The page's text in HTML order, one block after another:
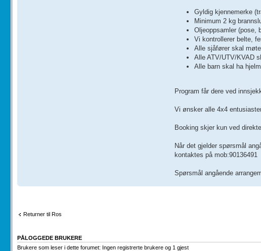
Gyldig kjennemerke
Minimum 2 kg
Oljeoppsamler (pose,
Vi kontrollerer belte,
Alle sjåfører skal
Alle ATV/UTV/KVAD
Alle barn skal ha
Program får dere ved
Vi ønsker alle 4x4
Booking skjer kun ved
Når det gjelder spørsmål
kontaktes på mob:90136491
Spørsmål angående
Returner til Ros
PÅLOGGEDE BRUKERE
Brukere som leser i dette forumet: Ingen registrerte brukere og 1 gjest